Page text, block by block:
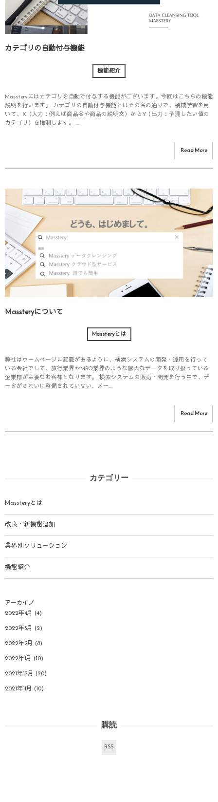
カテゴリの自動付与機能
機能紹介
Massteryにはカテゴリを自動で付与する機能がございます。今回はこちらの機能
説明を行います。 カテゴリの自動付与機能とはその名の通りで、機械学習を用
いて、X（入力：例えば商品名や商品の説明文）からY（出力：予測したい値の
カテゴリ）を推測します。 ...
Read More
Massteryについて
Massteryとは
弊社はホームページに記載があるように、検索システムの開発・運用を行って
いる会社でして、旅行業界やMRO業界のような膨大なデータを取り扱っている
企業様が主要なお客様となります。 検索システムの販売・開発を行う中で、デ
ータがきれいに整備されていない、メー...
Read More
カテゴリー
Massteryとは
改良・新機能追加
業界別ソリューション
機能紹介
アーカイブ
2022年4月
(4)
2022年3月 (2)
2022年2月 (8)
2022年1月 (10)
2021年12月 (20)
2021年11月 (10)
購読
RSS